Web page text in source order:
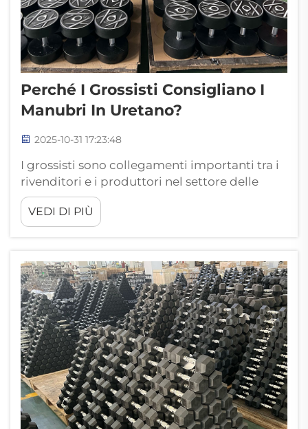
Perché I Grossisti Consigliano I
Manubri In Uretano?
2025-10-31 17:23:48
I grossisti sono collegamenti importanti tra i
rivenditori e i produttori nel settore delle
attrezzature per il fitness. Le loro opinioni
riflettono i prodotti più affidabili e ricercati
sul mercato. Ad esempio, i grossisti
VEDI DI PIÙ